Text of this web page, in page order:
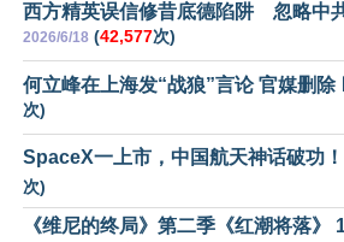
西方精英误信修昔底德陷阱 忽略中
2026/6/18 (42,577次)
何立峰在上海发“战狼”言论 官媒删除
次)
SpaceX一上市，中国航天神话破功！
次)
《维尼的终局》第二季《红潮将落》